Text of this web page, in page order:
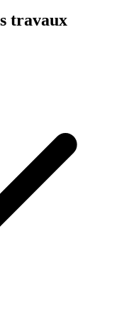
travaux